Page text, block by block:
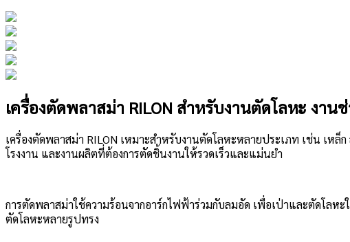
เครื่องตัดพลาสม่า RILON สำหรับงานตัดโลหะ งาน
เครื่องตัดพลาสม่า RILON เหมาะสำหรับงานตัดโลหะหลายประเภท เช่น เหล็
โรงงาน และงานผลิตที่ต้องการตัดชิ้นงานให้รวดเร็วและแม่นยำ
การตัดพลาสม่าใช้ความร้อนจากอาร์กไฟฟ้าร่วมกับลมอัด เพื่อเป่าและตัดโลห
ตัดโลหะหลายรูปทรง